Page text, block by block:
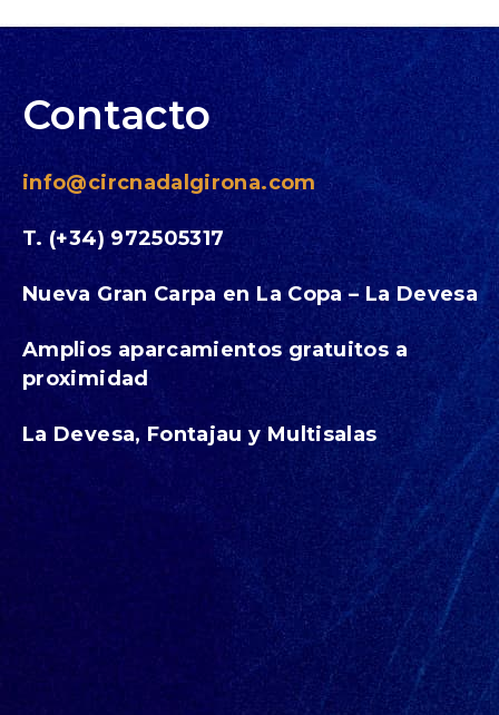
Contacto
info@circnadalgirona.com
T. (+34) 972505317
Nueva Gran Carpa en La Copa – La Devesa
Amplios aparcamientos gratuitos a
proximidad
La Devesa, Fontajau y Multisalas